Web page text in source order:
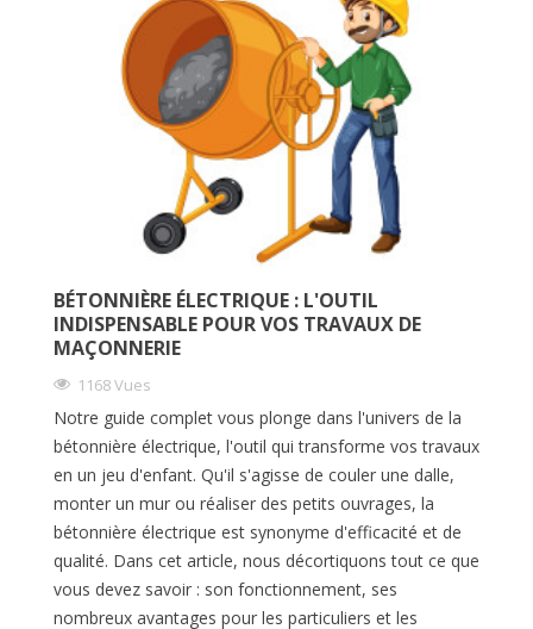
BÉTONNIÈRE ÉLECTRIQUE : L'OUTIL
INDISPENSABLE POUR VOS TRAVAUX DE
MAÇONNERIE
1168 Vues
Notre guide complet vous plonge dans l'univers de la
bétonnière électrique, l'outil qui transforme vos travaux
en un jeu d'enfant. Qu'il s'agisse de couler une dalle,
monter un mur ou réaliser des petits ouvrages, la
bétonnière électrique est synonyme d'efficacité et de
qualité. Dans cet article, nous décortiquons tout ce que
vous devez savoir : son fonctionnement, ses
nombreux avantages pour les particuliers et les